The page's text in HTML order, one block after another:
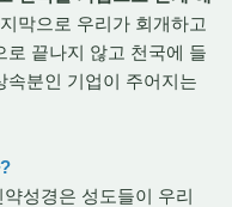
막으로 우리가 회개하고
로 끝나지 않고 천국에 들
속분인 기업이 주어지는
성경은 성도들이 우리